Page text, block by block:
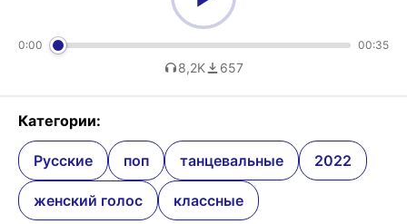
0:00 00:35
8,2K 657
Категории:
Русские поп танцевальные 2022
женский голос классные